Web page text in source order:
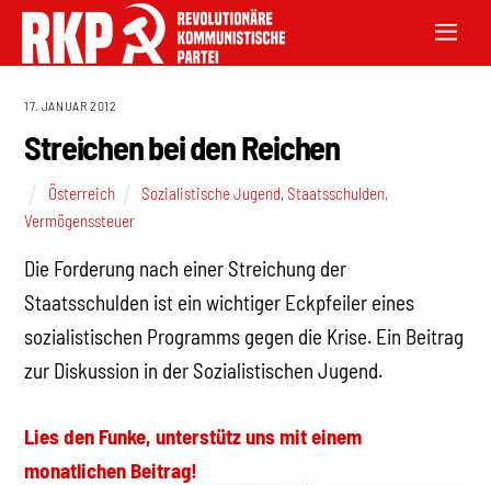
17. JANUAR 2012
Streichen bei den Reichen
Österreich Sozialistische Jugend,Staatsschulden,
Vermögenssteuer
Die Forderung nach einer Streichung der
Staatsschulden ist ein wichtiger Eckpfeiler eines
sozialistischen Programms gegen die Krise. Ein Beitrag
zur Diskussion in der Sozialistischen Jugend.
Lies den Funke, unterstütz uns mit einem
monatlichen Beitrag!